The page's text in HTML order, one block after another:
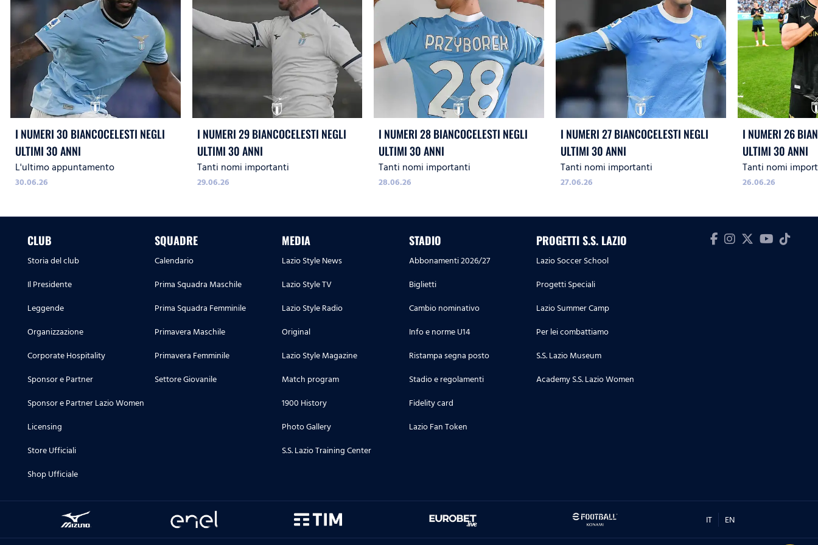
I NUMERI 30 BIANCOCELESTI NEGLI
ULTIMI 30 ANNI
L'ultimo appuntamento
30.06.26
I NUMERI 29 BIANCOCELESTI NEGLI
ULTIMI 30 ANNI
Tanti nomi importanti
29.06.26
I NUMERI 28 BIANCOCELESTI NEGLI
ULTIMI 30 ANNI
Tanti nomi importanti
28.06.26
I NUMERI 27 BIANCOCELESTI NEGLI
ULTIMI 30 ANNI
Tanti nomi importanti
27.06.26
I NUMERI 26
ULTIMI 30 ANNI
Tanti nomi
26.06.26
CLUB
Storia del club
Il Presidente
Leggende
Organizzazione
Corporate Hospitality
Sponsor e Partner
Sponsor e Partner Lazio Women
Licensing
Store Ufficiali
Shop Ufficiale
SQUADRE
Calendario
Prima Squadra Maschile
Prima Squadra Femminile
Primavera Maschile
Primavera Femminile
Settore Giovanile
MEDIA
Lazio Style News
Lazio Style TV
Lazio Style Radio
Original
Lazio Style Magazine
Match program
1900 History
Photo Gallery
S.S. Lazio Training Center
STADIO
Abbonamenti 2026/27
Biglietti
Cambio nominativo
Info e norme U14
Ristampa segna posto
Stadio e regolamenti
Fidelity card
Lazio Fan Token
PROGETTI S.S. LAZIO
Lazio Soccer School
Progetti Speciali
Lazio Summer Camp
Per lei combattiamo
S.S. Lazio Museum
Academy S.S. Lazio Women
IT EN